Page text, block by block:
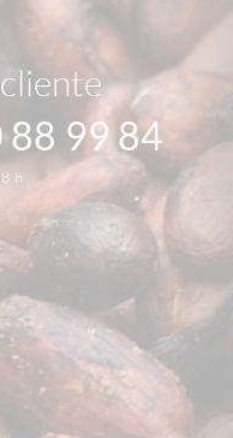
88 99 84
h